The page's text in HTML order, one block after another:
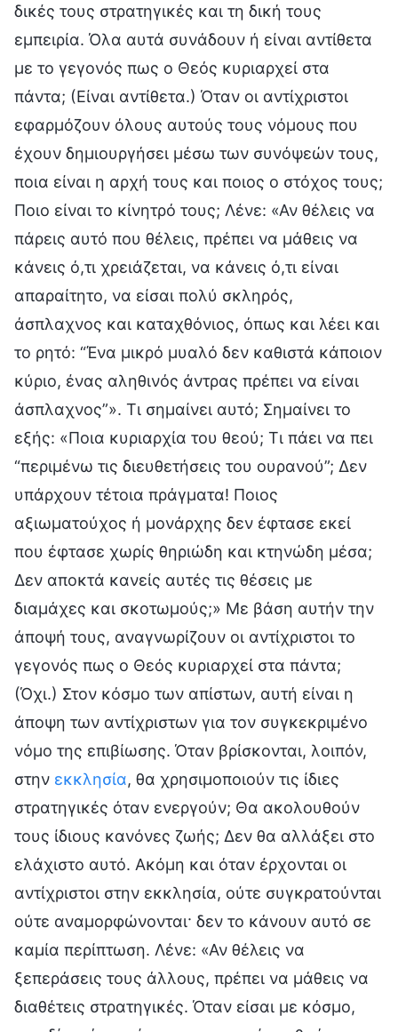
δικές τους στρατηγικές και τη δική τους
εμπειρία. Όλα αυτά συνάδουν ή είναι αντίθετα
με το γεγονός πως ο Θεός κυριαρχεί στα
πάντα; (Είναι αντίθετα.) Όταν οι αντίχριστοι
εφαρμόζουν όλους αυτούς τους νόμους που
έχουν δημιουργήσει μέσω των συνόψεών τους,
ποια είναι η αρχή τους και ποιος ο στόχος τους;
Ποιο είναι το κίνητρό τους; Λένε: «Αν θέλεις να
πάρεις αυτό που θέλεις, πρέπει να μάθεις να
κάνεις ό,τι χρειάζεται, να κάνεις ό,τι είναι
απαραίτητο, να είσαι πολύ σκληρός,
άσπλαχνος και καταχθόνιος, όπως και λέει και
το ρητό: “Ένα μικρό μυαλό δεν καθιστά κάποιον
κύριο, ένας αληθινός άντρας πρέπει να είναι
άσπλαχνος”». Τι σημαίνει αυτό; Σημαίνει το
εξής: «Ποια κυριαρχία του θεού; Τι πάει να πει
“περιμένω τις διευθετήσεις του ουρανού”; Δεν
υπάρχουν τέτοια πράγματα! Ποιος
αξιωματούχος ή μονάρχης δεν έφτασε εκεί
που έφτασε χωρίς θηριώδη και κτηνώδη μέσα;
Δεν αποκτά κανείς αυτές τις θέσεις με
διαμάχες και σκοτωμούς;» Με βάση αυτήν την
άποψή τους, αναγνωρίζουν οι αντίχριστοι το
γεγονός πως ο Θεός κυριαρχεί στα πάντα;
(Όχι.) Στον κόσμο των απίστων, αυτή είναι η
άποψη των αντίχριστων για τον συγκεκριμένο
νόμο της επιβίωσης. Όταν βρίσκονται, λοιπόν,
στην εκκλησία, θα χρησιμοποιούν τις ίδιες
στρατηγικές όταν ενεργούν; Θα ακολουθούν
τους ίδιους κανόνες ζωής; Δεν θα αλλάξει στο
ελάχιστο αυτό. Ακόμη και όταν έρχονται οι
αντίχριστοι στην εκκλησία, ούτε συγκρατούνται
ούτε αναμορφώνονται· δεν το κάνουν αυτό σε
καμία περίπτωση. Λένε: «Αν θέλεις να
ξεπεράσεις τους άλλους, πρέπει να μάθεις να
διαθέτεις στρατηγικές. Όταν είσαι με κόσμο,